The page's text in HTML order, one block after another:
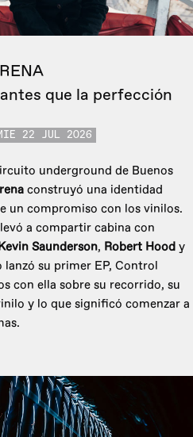
que la perfección
22 JUL 2026
underground de Buenos
construyó una identidad
un compromiso con los vinilos.
a compartir cabina con
Saunderson, Robert Hood y
lanzó su primer EP, Control
con ella sobre su recorrido, su
y lo que significó comenzar a